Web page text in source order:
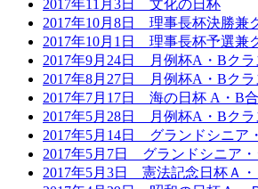
2017年11月3日 文化の日杯
2017年10月8日 理事長杯決勝兼
2017年10月1日 理事長杯予選兼
2017年9月24日 月例杯A・Bクラ
2017年8月27日 月例杯A・Bクラ
2017年7月17日 海の日杯 A・B
2017年5月28日 月例杯A・Bクラ
2017年5月14日 グランドシニア
2017年5月7日 グランドシニア
2017年5月3日 憲法記念日杯Ａ・